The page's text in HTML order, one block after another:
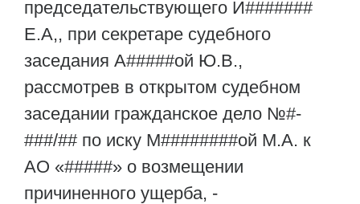
председательствующего И#######
Е.А,, при секретаре судебного
заседания А#####ой Ю.В.,
рассмотрев в открытом судебном
заседании гражданское дело №#-
###/## по иску М########ой М.А. к
АО «#####» о возмещении
причиненного ущерба, -